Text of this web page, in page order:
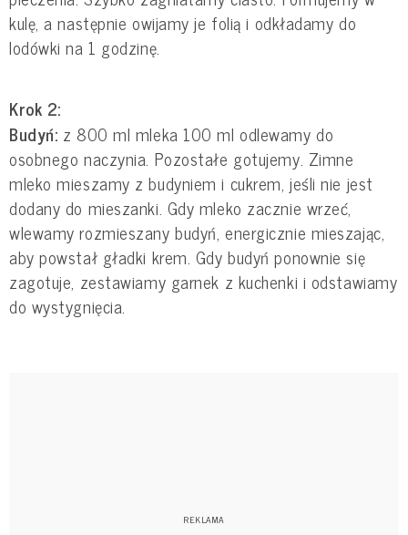
kulę, a następnie owijamy je folią i odkładamy do
lodówki na 1 godzinę.
Krok 2:
Budyń: z 800 ml mleka 100 ml odlewamy do
osobnego naczynia. Pozostałe gotujemy. Zimne
mleko mieszamy z budyniem i cukrem, jeśli nie jest
dodany do mieszanki. Gdy mleko zacznie wrzeć,
wlewamy rozmieszany budyń, energicznie mieszając,
aby powstał gładki krem. Gdy budyń ponownie się
zagotuje, zestawiamy garnek z kuchenki i odstawiamy
do wystygnięcia.